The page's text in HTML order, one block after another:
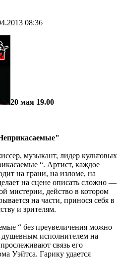
08:36
20 мая 19.00
музыкант, лидер культовых
“. Артист, каждое
на грани, на изломе, на
на сцене описать сложно —
мистерии, действо в котором
на части, принося себя в
и зрителям.
“ без преувеличения можно
исполнителем на
связь его
Уэйтса. Гарику удается